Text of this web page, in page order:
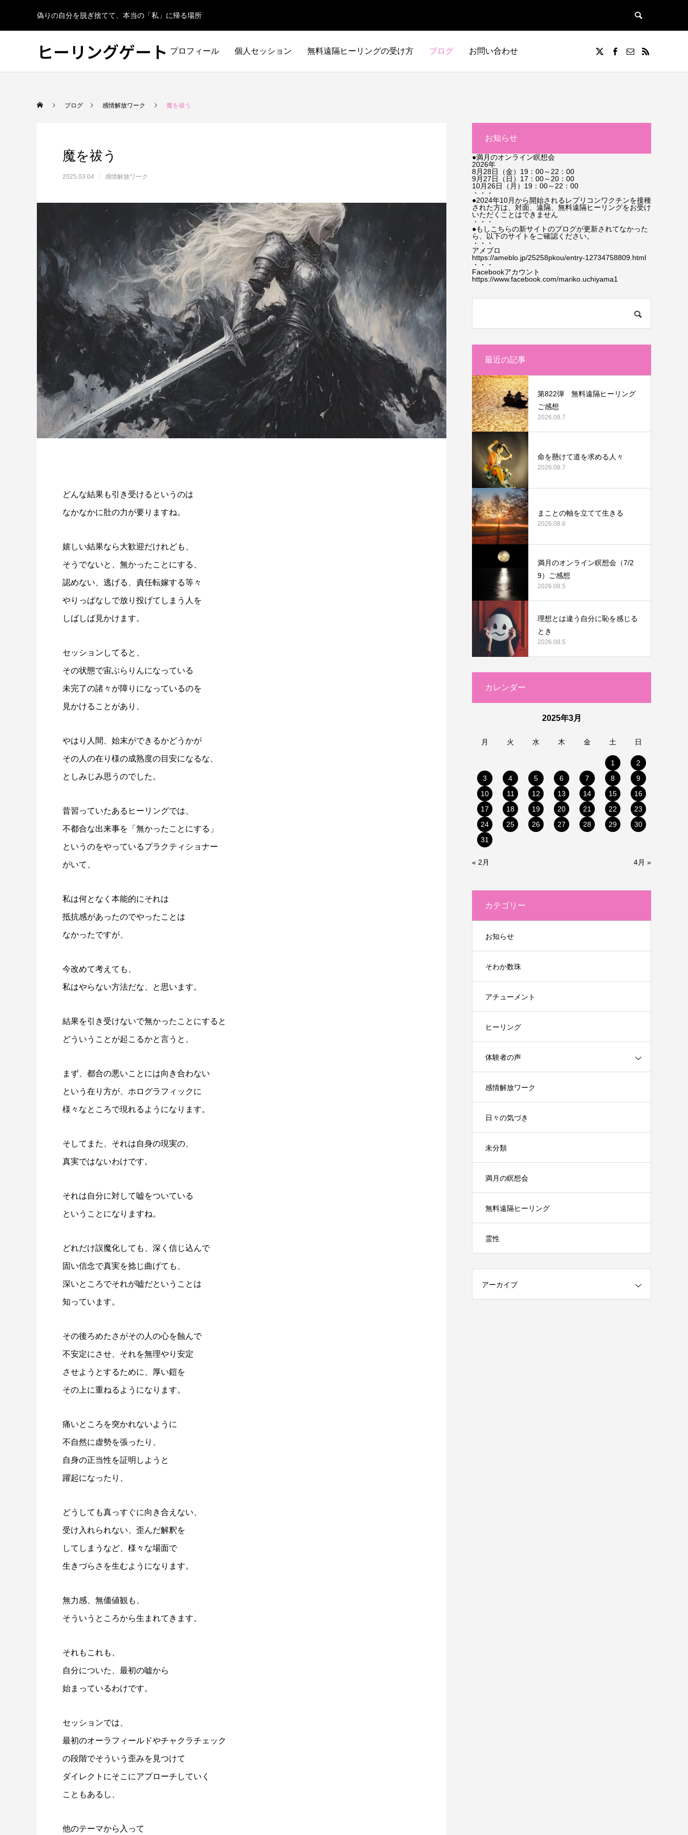
偽りの自分を脱ぎ捨てて、本当の「私」に帰る場所
ヒーリングゲート プロフィール 個人セッション 無料遠隔ヒーリングの受け方 ブログ お問い合わせ
ブログ 感情解放ワーク 魔を祓う
魔を祓う
2025.03.04 感情解放ワーク
どんな結果も引き受けるというのは
なかなかに肚の力が要りますね。
嬉しい結果なら大歓迎だけれども、
そうでないと、無かったことにする、
認めない、逃げる、責任転嫁する等々
やりっぱなしで放り投げてしまう人を
しばしば見かけます。
セッションしてると、
その状態で宙ぶらりんになっている
未完了の諸々が障りになっているのを
見かけることがあり、
やはり人間、始末ができるかどうかが
その人の在り様の成熟度の目安になるな、
としみじみ思うのでした。
昔習っていたあるヒーリングでは、
不都合な出来事を「無かったことにする」
というのをやっているプラクティショナー
がいて、
私は何となく本能的にそれは
抵抗感があったのでやったことは
なかったですが、
今改めて考えても、
私はやらない方法だな、と思います。
結果を引き受けないで無かったことにすると
どういうことが起こるかと言うと、
まず、都合の悪いことには向き合わない
という在り方が、ホログラフィックに
様々なところで現れるようになります。
そしてまた、それは自身の現実の、
真実ではないわけです。
それは自分に対して嘘をついている
ということになりますね。
どれだけ誤魔化しても、深く信じ込んで
固い信念で真実を捻じ曲げても、
深いところでそれが嘘だということは
知っています。
その後ろめたさがその人の心を蝕んで
不安定にさせ、それを無理やり安定
させようとするために、厚い鎧を
その上に重ねるようになります。
痛いところを突かれないように
不自然に虚勢を張ったり、
自身の正当性を証明しようと
躍起になったり、
どうしても真っすぐに向き合えない、
受け入れられない、歪んだ解釈を
してしまうなど、様々な場面で
生きづらさを生むようになります。
無力感、無価値観も、
そういうところから生まれてきます。
それもこれも、
自分についた、最初の嘘から
始まっているわけです。
セッションでは、
最初のオーラフィールドやチャクラチェック
の段階でそういう歪みを見つけて
ダイレクトにそこにアプローチしていく
こともあるし、
他のテーマから入って
お知らせ
●満月のオンライン瞑想会
2026年
8月28日（金）19：00～22：00
9月27日（日）17：00～20：00
10月26日（月）19：00～22：00
・・・
●2024年10月から開始されるレプリコンワクチンを接種
された方は、対面、遠隔、無料遠隔ヒーリングをお受け
いただくことはできません
・・・
●もしこちらの新サイトのブログが更新されてなかった
ら、以下のサイトをご確認ください。
・・・
アメブロ
https://ameblo.jp/25258pkou/entry-12734758809.html
・・・
Facebookアカウント
https://www.facebook.com/mariko.uchiyama1
最近の記事
第822弾 無料遠隔ヒーリング
ご感想
2026.08.7
命を懸けて道を求める人々
2026.08.7
まことの軸を立てて生きる
2026.08.6
満月のオンライン瞑想会（7/2
9）ご感想
2026.08.5
理想とは違う自分に恥を感じる
とき
2026.08.5
カレンダー
2025年3月
月 火 水 木 金 土 日
1
2
3
4 5 6 7 8
9
10
11 12 13 14 15
16
17
18 19 20 21 22
23
24
25 26 27 28 29
30
31
« 2月 4月 »
カテゴリー
お知らせ
そわか数珠
アチューメント
ヒーリング
体験者の声
感情解放ワーク
日々の気づき
未分類
満月の瞑想会
無料遠隔ヒーリング
霊性
アーカイブ